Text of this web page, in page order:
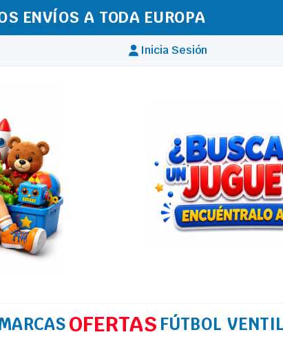
ENVÍOS A TODA EUROPA
Inicia Sesión
OFERTAS FÚTBOL